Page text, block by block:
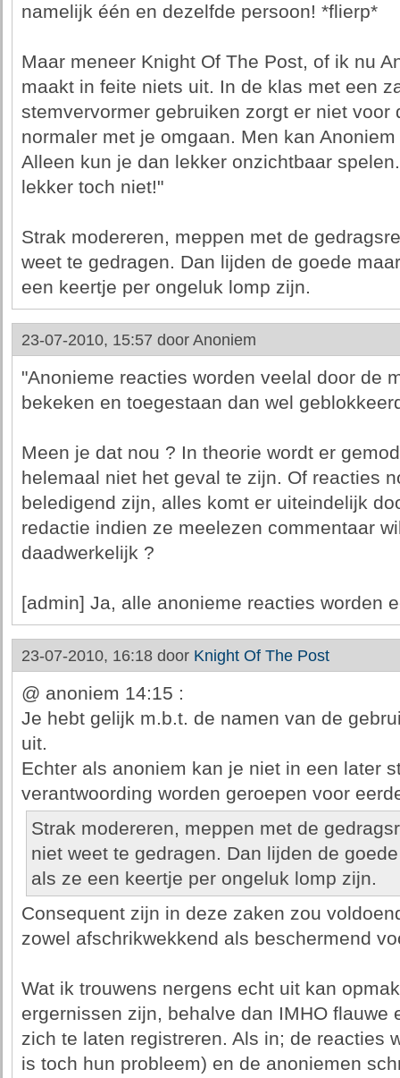
namelijk één en dezelfde persoon! *flierp*
Maar meneer Knight Of The Post, of ik nu
maakt in feite niets uit. In de klas met een
stemvervormer gebruiken zorgt er niet voor
normaler met je omgaan. Men kan
Alleen kun je dan lekker onzichtbaar
lekker toch niet!"
Strak modereren, meppen met de
weet te gedragen. Dan lijden de goede
een keertje per ongeluk lomp zijn.
23-07-2010, 15:57 door Anoniem
"Anonieme reacties worden veelal door de
bekeken en toegestaan dan wel
Meen je dat nou ? In theorie wordt er
helemaal niet het geval te zijn. Of reacties
beledigend zijn, alles komt er uiteindelijk
redactie indien ze meelezen commentaar
daadwerkelijk ?
[admin] Ja, alle anonieme reacties worden
23-07-2010, 16:18 door Knight Of The Post
@ anoniem 14:15 :
Je hebt gelijk m.b.t. de namen van de
uit.
Echter als anoniem kan je niet in een later
verantwoording worden geroepen voor
Strak modereren, meppen met de
niet weet te gedragen. Dan lijden de
als ze een keertje per ongeluk lomp zijn.
Consequent zijn in deze zaken zou
zowel afschrikwekkend als beschermend
Wat ik trouwens nergens echt uit kan
ergernissen zijn, behalve dan IMHO flauwe
zich te laten registreren. Als in; de reacties
is toch hun probleem) en de anoniemen